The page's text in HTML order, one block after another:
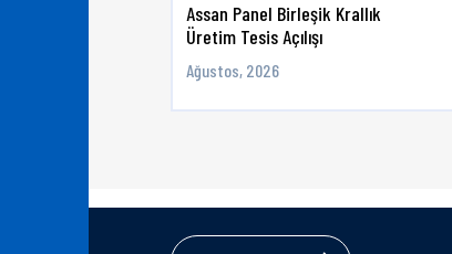
Assan Panel Birleşik Krallık
Üretim Tesis Açılışı
Ağustos, 2026